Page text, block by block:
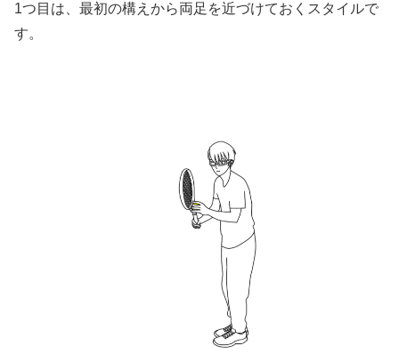
1つ目は、最初の構えから両足を近づけておくスタイルで
す。